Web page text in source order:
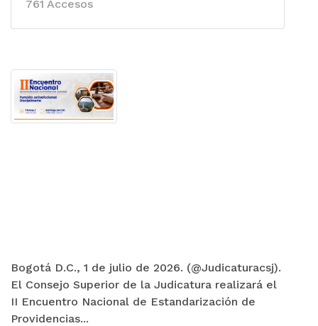
Bogotá D.C., 1 de julio de 2026. (@Judicaturacsj).
El Consejo Superior de la Judicatura realizará el
II Encuentro Nacional de Estandarización de
Providencias...
761 Accesos